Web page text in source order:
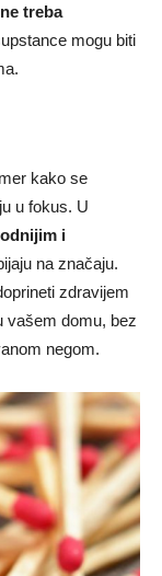
ne treba
mogu biti
kako se
u fokus. U
i
na značaju.
zdravijem
vašem domu, bez
negom.